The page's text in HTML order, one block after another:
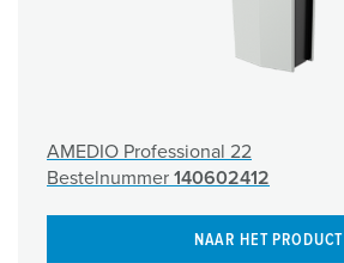
AMEDIO Professional 22
Bestelnummer 140602412
NAAR HET PRODUCT